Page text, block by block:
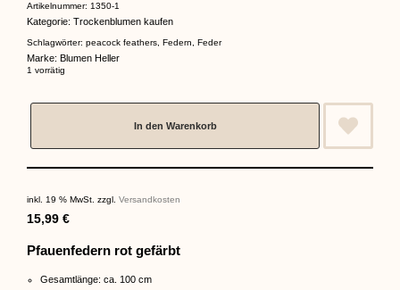
Artikelnummer: 1350-1
Kategorie: Trockenblumen kaufen
Schlagwörter: peacock feathers, Federn, Feder
Marke: Blumen Heller
1 vorrätig
In den Warenkorb
inkl. 19 % MwSt. zzgl. Versandkosten
15,99 €
Pfauenfedern rot gefärbt
Gesamtlänge: ca. 100 cm